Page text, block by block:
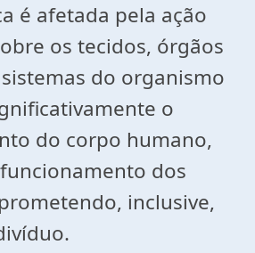
é afetada pela ação
os tecidos, órgãos
do organismo
o
do corpo humano,
dos
inclusive,